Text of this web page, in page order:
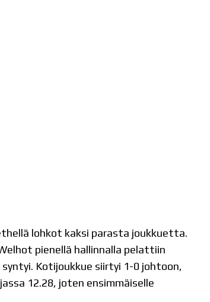
lohkot kaksi parasta joukkuetta.
pienellä hallinnalla pelattiin
Kotijoukkue siirtyi 1-0 johtoon,
12.28, joten ensimmäiselle